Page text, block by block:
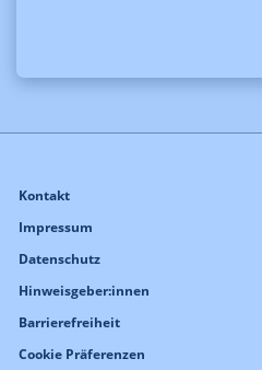
Kontakt
Impressum
Datenschutz
Hinweisgeber:innen
Barrierefreiheit
Cookie Präferenzen